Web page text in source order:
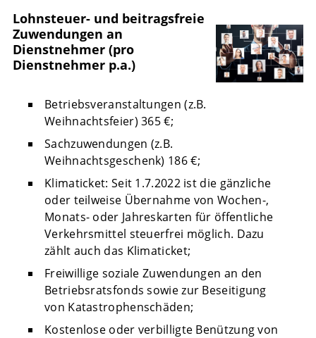
Lohnsteuer- und beitragsfreie
Zuwendungen an
Dienstnehmer (pro
Dienstnehmer p.a.)
Betriebsveranstaltungen (z.B.
Weihnachtsfeier) 365 €;
Sachzuwendungen (z.B.
Weihnachtsgeschenk) 186 €;
Klimaticket: Seit 1.7.2022 ist die gänzliche
oder teilweise Übernahme von Wochen-,
Monats- oder Jahreskarten für öffentliche
Verkehrsmittel steuerfrei möglich. Dazu
zählt auch das Klimaticket;
Freiwillige soziale Zuwendungen an den
Betriebsratsfonds sowie zur Beseitigung
von Katastrophenschäden;
Kostenlose oder verbilligte Benützung von